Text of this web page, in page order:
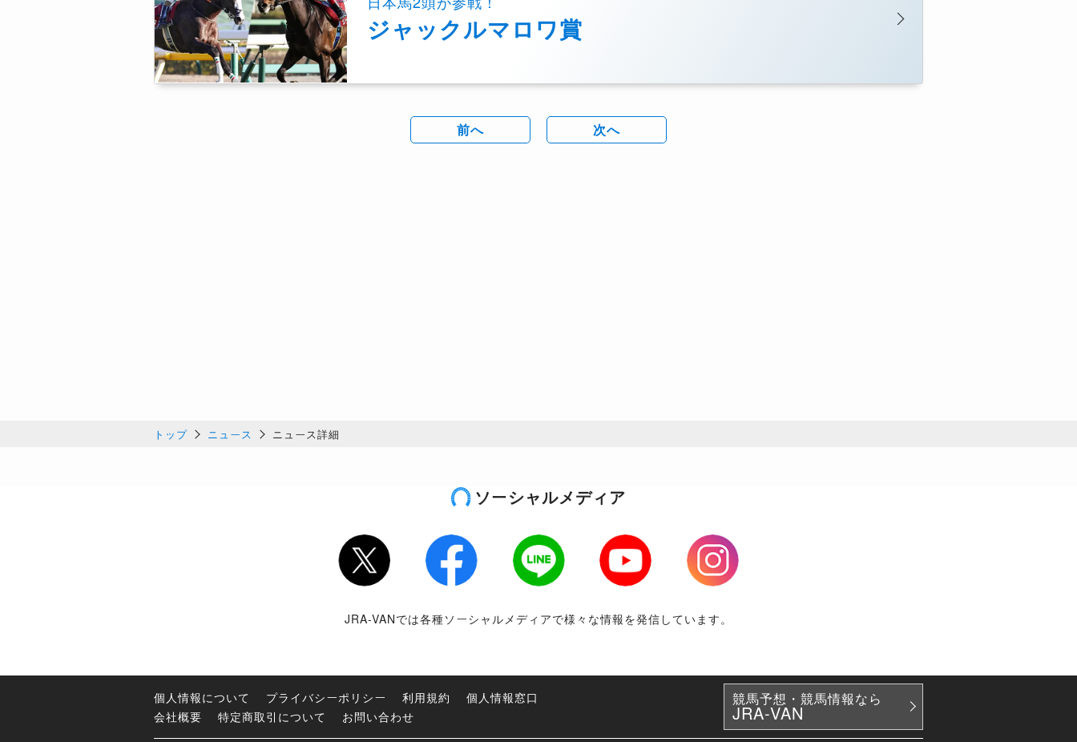
ジャックルマロワ賞
前へ 次へ
トップ ニュース ニュース詳細
ソーシャルメディア
Twitter Facebook LINE Youtube
Instagram
JRA-VANでは各種ソーシャルメディアで様々な情報を発信しています。
個人情報について プライバシーポリシー 利用規約
個人情報窓口
会社概要
特定商取引について お問い合わせ
競馬予想・競馬情報なら
JRA-VAN